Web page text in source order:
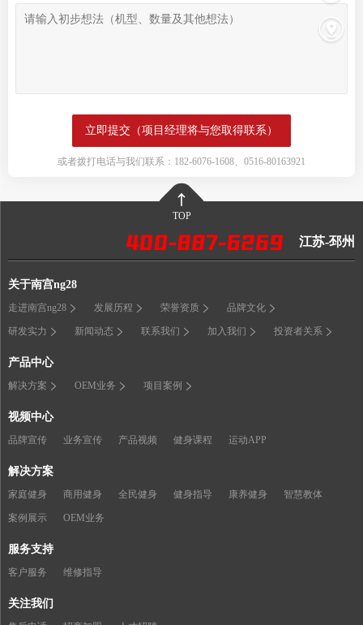
或者拨打电话与我们联系：182-6076-1608、0516-80163921
TOP
江苏-邳州
关于南宫ng28
走进南宫ng28 发展历程 荣誉资质 品牌文化
研发实力 新闻动态 联系我们 加入我们 投资者关系
产品中心
解决方案 OEM业务 项目案例
视频中心
品牌宣传 业务宣传 产品视频 健身课程 运动APP
解决方案
家庭健身 商用健身 全民健身 健身指导 康养健身 智慧教体
案例展示 OEM业务
服务支持
客户服务 维修指导
关注我们